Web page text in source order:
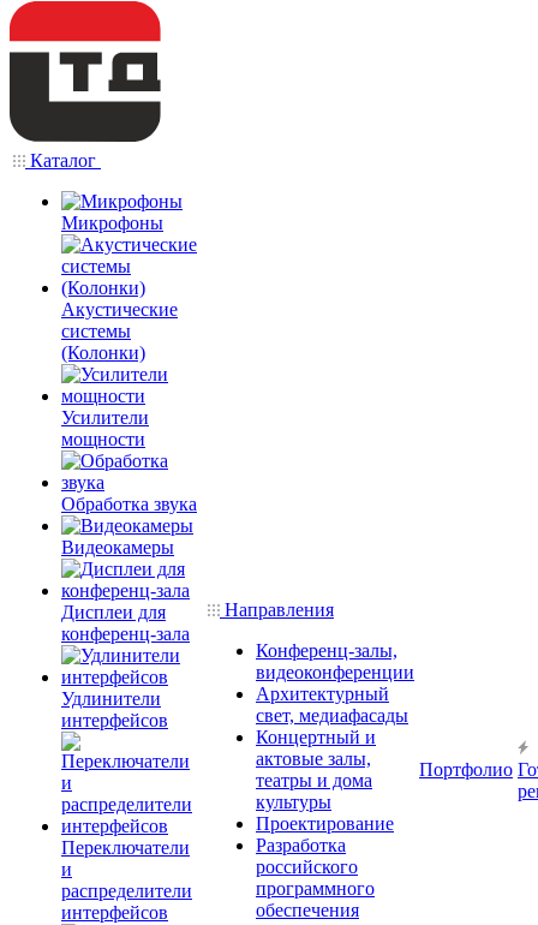
Каталог
Микрофоны
Акустические
системы
(Колонки)
Усилители
мощности
Обработка звука
Видеокамеры
Дисплеи для
конференц-зала
Удлинители
интерфейсов
Переключатели
и
распределители
интерфейсов
Направления
Конференц-залы,
видеоконференции
Архитектурный
свет, медиафасады
Концертный и
актовые залы,
театры и дома
культуры
Проектирование
Разработка
российского
программного
обеспечения
Портфолио